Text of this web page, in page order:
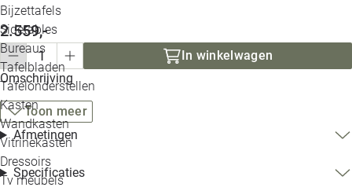
Bijzettafels
Sidetables
Bureaus
Tafelbladen
Tafelonderstellen
Kasten
Wandkasten
Vitrinekasten
Dressoirs
Tv meubels
2.559,-
In winkelwagen
Omschrijving
Toon meer
Afmetingen
Specificaties